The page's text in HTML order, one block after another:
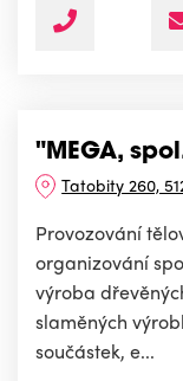
"MEGA,
Tatobity 260,
Provozování
organizování
výroba
slaměných
součástek, e...